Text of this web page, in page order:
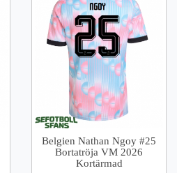
Belgien Nathan Ngoy #25
Bortatröja VM 2026
Kortärmad